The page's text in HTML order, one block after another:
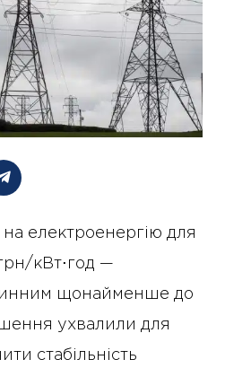
електроенергію для
кВт⋅год —
щонайменше до
ухвалили для
стабільність